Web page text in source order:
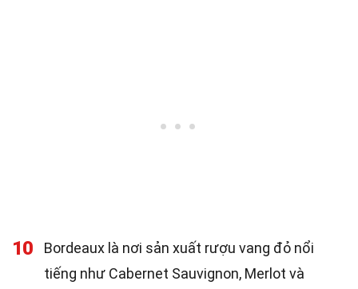
10
Bordeaux là nơi sản xuất rượu vang đỏ nổi
tiếng như Cabernet Sauvignon, Merlot và